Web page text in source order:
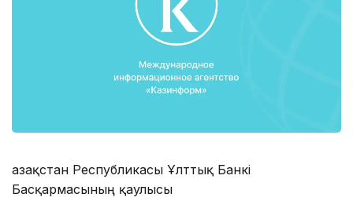
Қазақстан Республикасы Ұлттық Банкі
Басқармасының қаулысы